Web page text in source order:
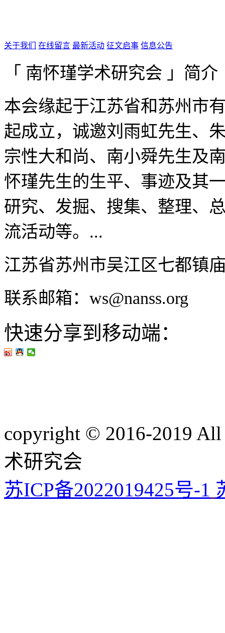
关于我们 在线留言 最新活动 征文启事 信息公告
「 南怀瑾学术研究会 」简介
本会缘起于江苏省和苏州市
起成立，诚邀刘雨虹先生、
宗性大和尚、南小舜先生及
怀瑾先生的生平、事迹及其
研究、发掘、搜集、整理、
流活动等。...
江苏省苏州市吴江区七都镇
联系邮箱：ws@nanss.org
快速分享到移动端：
copyright © 2016-2019
术研究会
苏ICP备2022019425号-1